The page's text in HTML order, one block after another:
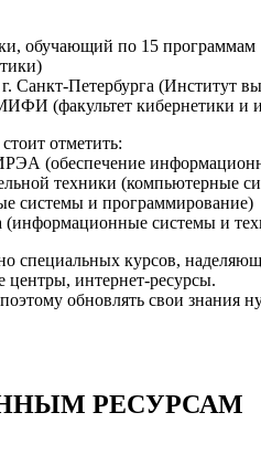
обучающий по 15 программам
Санкт-Петербурга (Институт
(факультет кибернетики и
отметить:
(обеспечение
техники (компьютерные
системы и программирование)
системы и
специальных курсов,
центры, интернет-ресурсы.
обновлять свои
РЕСУРСАМ